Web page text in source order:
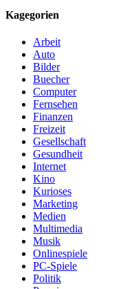
Kagegorien
Arbeit
Auto
Bilder
Buecher
Computer
Fernsehen
Finanzen
Freizeit
Gesellschaft
Gesundheit
Internet
Kino
Kurioses
Marketing
Medien
Multimedia
Musik
Onlinespiele
PC-Spiele
Politik